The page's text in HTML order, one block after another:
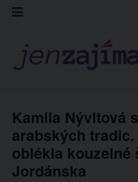
Skip
Kamila Nývltová
arabských
oblékla kouzelné
Jordánska